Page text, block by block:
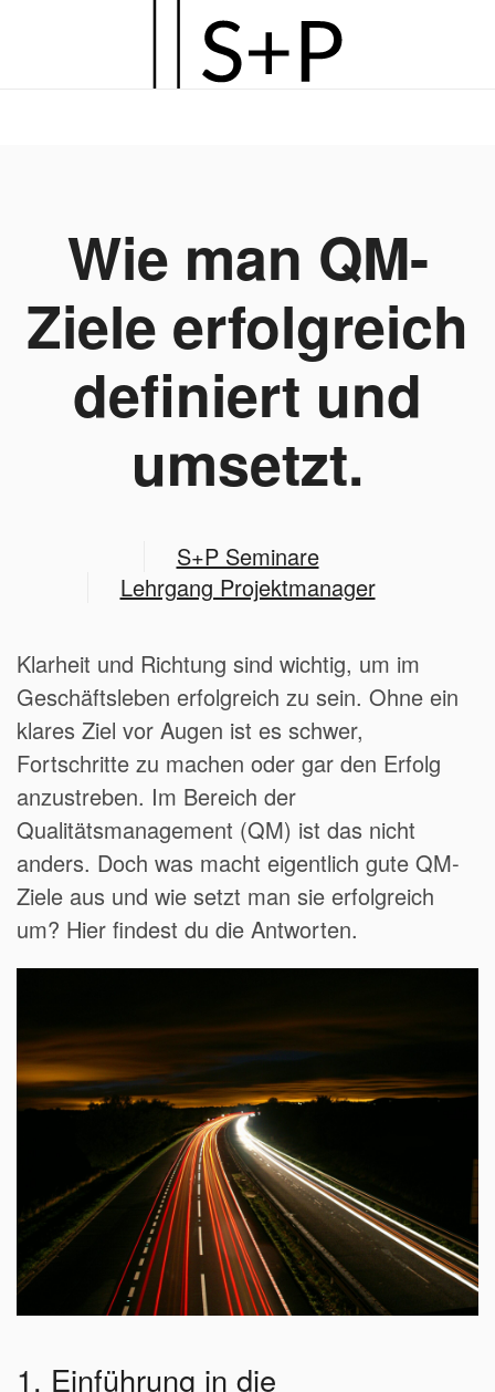
Hauptinhalt
Wie man QM-
Ziele erfolgreich
definiert und
umsetzt.
S+P Seminare
Lehrgang Projektmanager
Klarheit und Richtung sind wichtig, um im
Geschäftsleben erfolgreich zu sein. Ohne ein
klares Ziel vor Augen ist es schwer,
Fortschritte zu machen oder gar den Erfolg
anzustreben. Im Bereich der
Qualitätsmanagement (QM) ist das nicht
anders. Doch was macht eigentlich gute QM-
Ziele aus und wie setzt man sie erfolgreich
um? Hier findest du die Antworten.
1. Einführung in die